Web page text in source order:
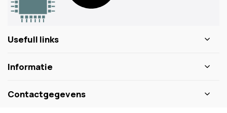
Usefull links
Informatie
Contactgegevens